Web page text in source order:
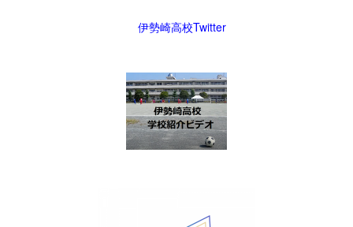
伊勢崎高校Twitter